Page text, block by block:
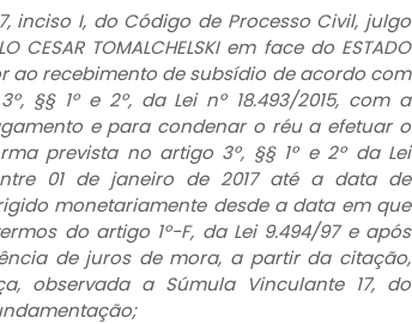
inciso I, do Código de Processo Civil, julgo
CESAR TOMALCHELSKI em face do ESTADO
ao recebimento de subsídio de acordo com
§§ 1º e 2º, da Lei nº 18.493/2015, com a
e para condenar o réu a efetuar o
prevista no artigo 3º, §§ 1º e 2º da Lei
01 de janeiro de 2017 até a data de
monetariamente desde a data em que
do artigo 1º-F, da Lei 9.494/97 e após
de juros de mora, a partir da citação,
observada a Súmula Vinculante 17, do